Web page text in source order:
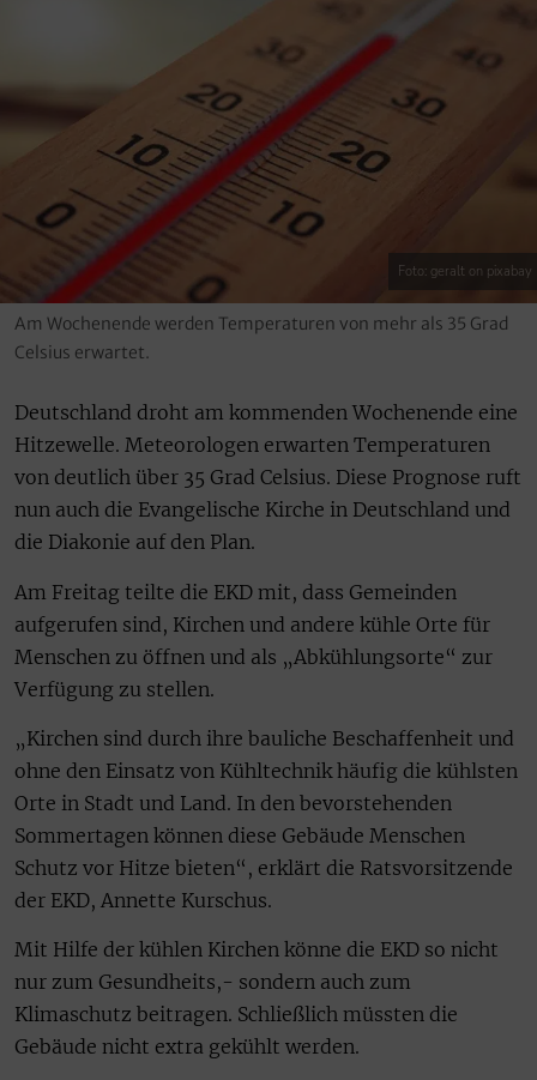
Foto: geralt on pixabay
Am Wochenende werden Temperaturen von mehr als 35 Grad
Celsius erwartet.
Deutschland droht am kommenden Wochenende eine
Hitzewelle. Meteorologen erwarten Temperaturen
von deutlich über 35 Grad Celsius. Diese Prognose ruft
nun auch die Evangelische Kirche in Deutschland und
die Diakonie auf den Plan.
Am Freitag teilte die EKD mit, dass Gemeinden
aufgerufen sind, Kirchen und andere kühle Orte für
Menschen zu öffnen und als „Abkühlungsorte“ zur
Verfügung zu stellen.
„Kirchen sind durch ihre bauliche Beschaffenheit und
ohne den Einsatz von Kühltechnik häufig die kühlsten
Orte in Stadt und Land. In den bevorstehenden
Sommertagen können diese Gebäude Menschen
Schutz vor Hitze bieten“, erklärt die Ratsvorsitzende
der EKD, Annette Kurschus.
Mit Hilfe der kühlen Kirchen könne die EKD so nicht
nur zum Gesundheits,- sondern auch zum
Klimaschutz beitragen. Schließlich müssten die
Gebäude nicht extra gekühlt werden.